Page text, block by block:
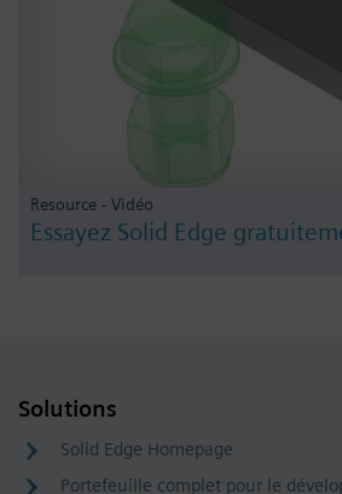
Resource - Vidéo
Essayez Solid Edge
Solutions
Solid Edge Homepage
Portefeuille complet pour le